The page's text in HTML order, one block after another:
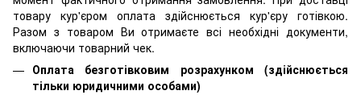
товару кур'єром оплата здійснюється кур'єру готівкою.
Разом з товаром Ви отримаєте всі необхідні документи,
включаючи товарний чек.
Оплата безготівковим розрахунком (здійснюється
тільки юридичними особами)